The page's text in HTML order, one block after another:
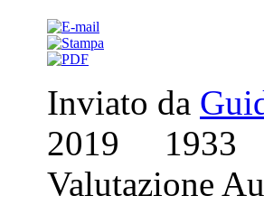
Inviato da
2019 1933
Valutazione